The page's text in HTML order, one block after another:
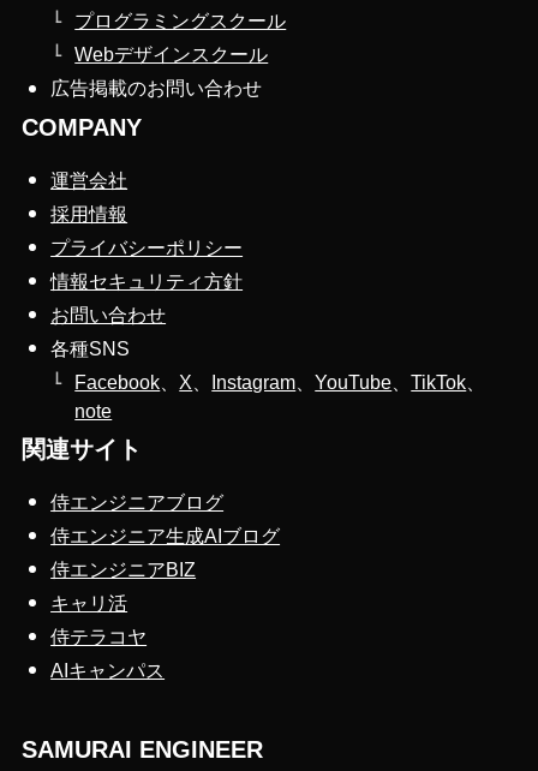
プログラミングスクール
Webデザインスクール
広告掲載のお問い合わせ
COMPANY
運営会社
採用情報
プライバシーポリシー
情報セキュリティ方針
お問い合わせ
各種SNS
Facebook
X Instagram 、YouTube 、TikTok
note
関連サイト
侍エンジニアブログ
侍エンジニア生成AIブログ
侍エンジニアBIZ
キャリ活
侍テラコヤ
AIキャンパス
SAMURAI ENGINEER